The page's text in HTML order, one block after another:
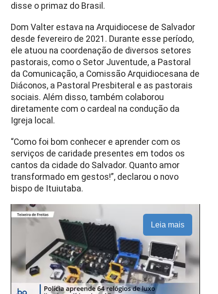
disse o primaz do Brasil.
Dom Valter estava na Arquidiocese de Salvador
desde fevereiro de 2021. Durante esse período,
ele atuou na coordenação de diversos setores
pastorais, como o Setor Juventude, a Pastoral
da Comunicação, a Comissão Arquidiocesana de
Diáconos, a Pastoral Presbiteral e as pastorais
sociais. Além disso, também colaborou
diretamente com o cardeal na condução da
Igreja local.
“Como foi bom conhecer e aprender com os
serviços de caridade presentes em todos os
cantos da cidade do Salvador. Quanto amor
transformado em gestos!”, declarou o novo
bispo de Ituiutaba.
Leia mais